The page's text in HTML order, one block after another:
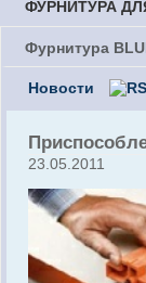
ФУРНИТУРА
Фурнитура
Новости
23.05.2011